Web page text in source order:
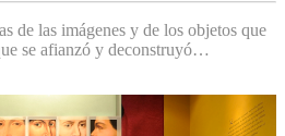
de las imágenes y de los objetos que
se afianzó y deconstruyó…